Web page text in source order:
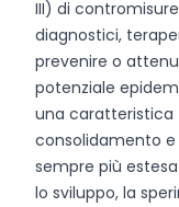
III) di
diagnostici,
prevenire o
potenziale
una caratteristica
consolidamento e
sempre più
lo sviluppo, la